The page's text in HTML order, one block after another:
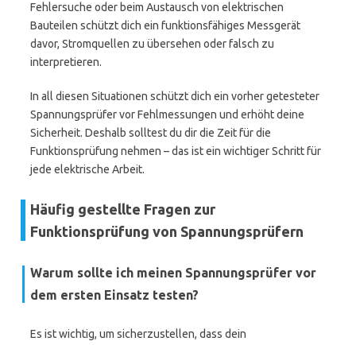
Fehlersuche oder beim Austausch von elektrischen
Bauteilen schützt dich ein funktionsfähiges Messgerät
davor, Stromquellen zu übersehen oder falsch zu
interpretieren.
In all diesen Situationen schützt dich ein vorher getesteter
Spannungsprüfer vor Fehlmessungen und erhöht deine
Sicherheit. Deshalb solltest du dir die Zeit für die
Funktionsprüfung nehmen – das ist ein wichtiger Schritt für
jede elektrische Arbeit.
Häufig gestellte Fragen zur
Funktionsprüfung von Spannungsprüfern
Warum sollte ich meinen Spannungsprüfer vor
dem ersten Einsatz testen?
Es ist wichtig, um sicherzustellen, dass dein